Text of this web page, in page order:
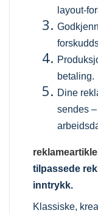
layout-
betaling.
Dine
sendes
tilpassede
inntrykk.
Klassiske,